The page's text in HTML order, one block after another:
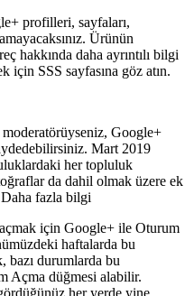
profilleri, sayfaları,
Ürünün
hakkında daha ayrıntılı bilgi
için SSS sayfasına göz atın.
Google+
Mart 2019
her topluluk
da dahil olmak üzere ek
fazla bilgi
için Google+ ile Oturum
haftalarda bu
bazı durumlarda bu
Açma düğmesi alabilir.
her yerde yine